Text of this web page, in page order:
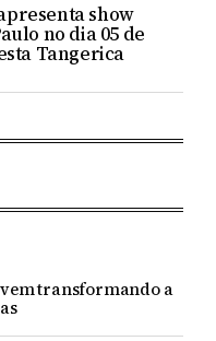
show
no dia 05 de
Tangerica
transformando a